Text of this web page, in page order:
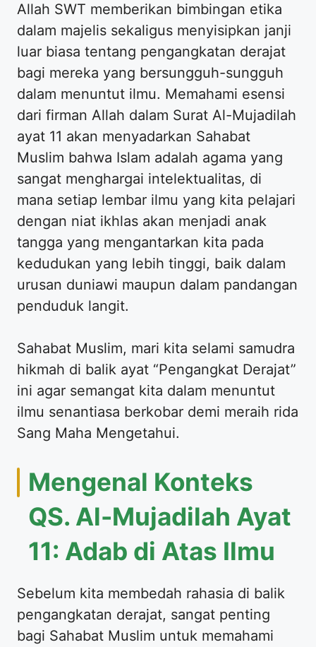
Allah SWT memberikan bimbingan etika
dalam majelis sekaligus menyisipkan janji
luar biasa tentang pengangkatan derajat
bagi mereka yang bersungguh-sungguh
dalam menuntut ilmu. Memahami esensi
dari firman Allah dalam Surat Al-Mujadilah
ayat 11 akan menyadarkan Sahabat
Muslim bahwa Islam adalah agama yang
sangat menghargai intelektualitas, di
mana setiap lembar ilmu yang kita pelajari
dengan niat ikhlas akan menjadi anak
tangga yang mengantarkan kita pada
kedudukan yang lebih tinggi, baik dalam
urusan duniawi maupun dalam pandangan
penduduk langit.
Sahabat Muslim, mari kita selami samudra
hikmah di balik ayat “Pengangkat Derajat”
ini agar semangat kita dalam menuntut
ilmu senantiasa berkobar demi meraih rida
Sang Maha Mengetahui.
Mengenal Konteks
QS. Al-Mujadilah Ayat
11: Adab di Atas Ilmu
Sebelum kita membedah rahasia di balik
pengangkatan derajat, sangat penting
bagi Sahabat Muslim untuk memahami